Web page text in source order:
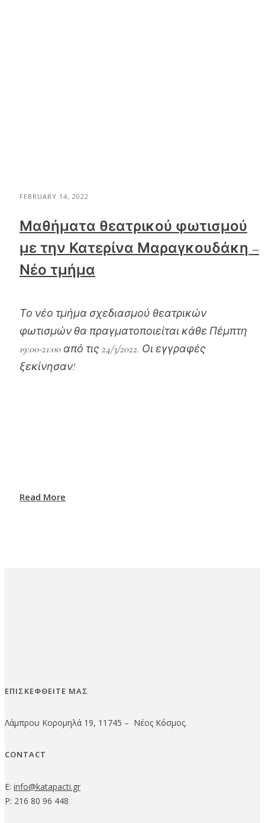
FEBRUARY 14, 2022
Μαθήματα θεατρικού φωτισμού
με την Κατερίνα Μαραγκουδάκη –
Νέο τμήμα
Το νέο τμήμα σχεδιασμού θεατρικών
φωτισμών θα πραγματοποιείται κάθε Πέμπτη
19:00-21:00 από τις 24/3/2022. Οι εγγραφές
ξεκίνησαν!
Read More
ΕΠΙΣΚΕΦΘΕΙΤΕ ΜΑΣ
Λάμπρου Κορομηλά 19, 11745 – Νέος Κόσμος.
CONTACT
E: info@katapacti.gr
P: 216 80 96 448